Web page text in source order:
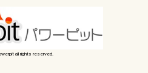
all rights reserved.